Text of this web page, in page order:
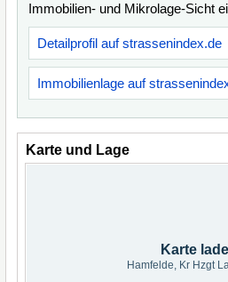
Immobilien- und Mikrolage-Sicht
Detailprofil auf strassenindex.de
Immobilienlage auf
Karte und Lage
Karte
Hamfelde, Kr Hzgt